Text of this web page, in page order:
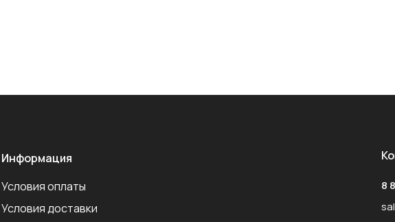
Информация
Условия оплаты
Условия доставки
8